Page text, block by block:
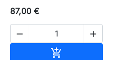
87,00 €
 
